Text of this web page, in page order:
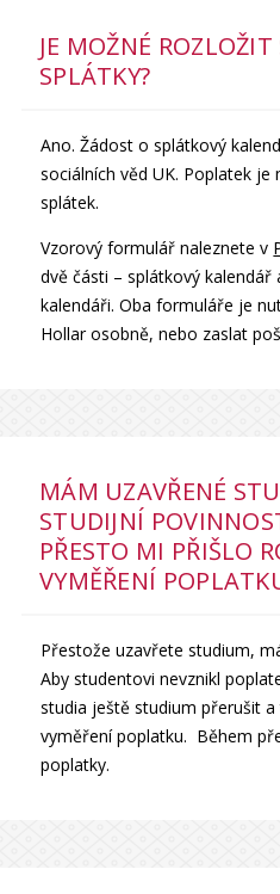
JE MOŽNÉ
SPLÁTKY?
Ano. Žádost o splátkový
sociálních věd UK. Poplatek
splátek.
Vzorový formulář naleznete v
dvě části – splátkový
kalendáři. Oba formuláře je
Hollar osobně, nebo zaslat
MÁM UZAVŘENÉ
STUDIJNÍ
PŘESTO MI PŘIŠLO
VYMĚŘENÍ
Přestože uzavřete studium,
Aby studentovi nevznikl
studia ještě studium přerušit
vyměření poplatku. Během
poplatky.